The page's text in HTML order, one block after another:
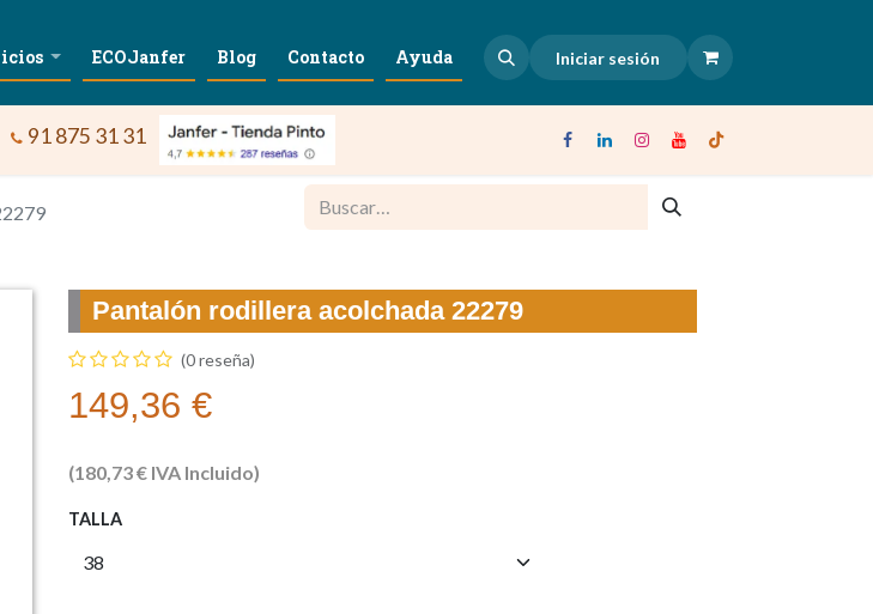
ECOJanfer Blog Contacto Ayuda Iniciar sesión
91 875 31 31
Pantalón rodillera acolchada 22279
(0 reseña)
149,36 €
(180,73€ IVA Incluido)
TALLA